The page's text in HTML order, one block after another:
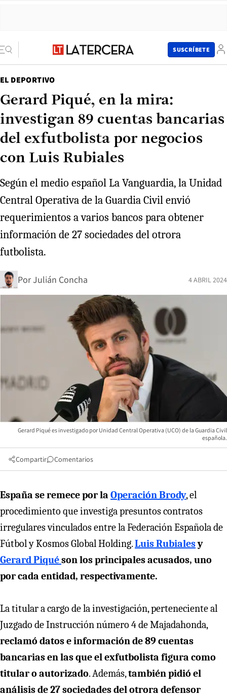
SUSCRÍBETE
EL DEPORTIVO
Gerard Piqué, en la mira:
investigan 89 cuentas bancarias
del exfutbolista por negocios
con Luis Rubiales
Según el medio español La Vanguardia, la Unidad
Central Operativa de la Guardia Civil envió
requerimientos a varios bancos para obtener
información de 27 sociedades del otrora
futbolista.
PorJulián Concha 4 ABRIL 2024
Gerard Piqué es investigado por Unidad Central Operativa (UCO) de la Guardia Civil
española.
Compartir Comentarios
España se remece por la Operación Brody, el
procedimiento que investiga presuntos contratos
irregulares vinculados entre la Federación Española de
Fútbol y Kosmos Global Holding.Luis Rubialesy
Gerard Piquéson los principales acusados, uno
por cada entidad, respectivamente.
La titular a cargo de la investigación, perteneciente al
Juzgado de Instrucción número 4 de Majadahonda,
reclamó datos e información de 89 cuentas
bancarias en las que el exfutbolista figura como
titular o autorizado. Además,también pidió el
análisis de 27 sociedades del otrora defensor